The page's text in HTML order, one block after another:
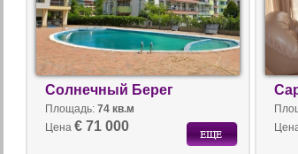
Солнечный Берег
Площадь: 74 кв.м
Цена € 71 000